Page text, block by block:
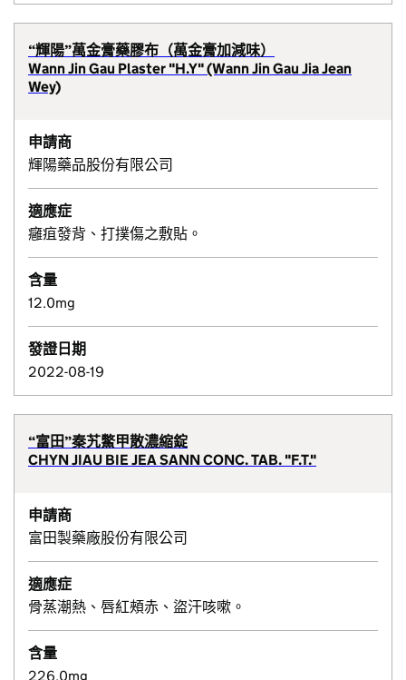
“輝陽”萬金膏藥膠布（萬金膏加減味）
Wann Jin Gau Plaster "H.Y" (Wann Jin Gau Jia Jean
Wey)
申請商
輝陽藥品股份有限公司
適應症
癰疽發背、打撲傷之敷貼。
含量
12.0mg
發證日期
2022-08-19
“富田”秦艽鱉甲散濃縮錠
CHYN JIAU BIE JEA SANN CONC. TAB. "F.T."
申請商
富田製藥廠股份有限公司
適應症
骨蒸潮熱、唇紅頰赤、盜汗咳嗽。
含量
226.0mg